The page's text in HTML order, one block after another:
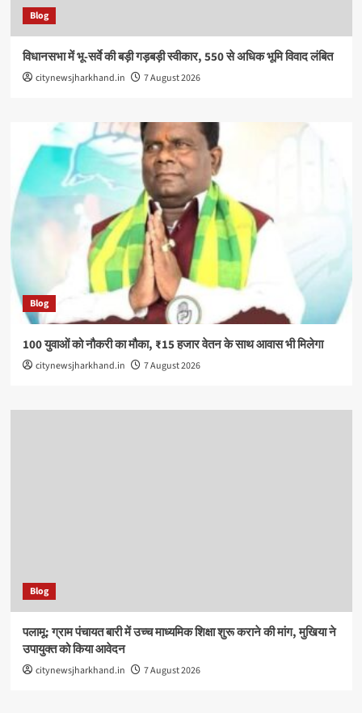
Blog
विधानसभा में भू-सर्वे की बड़ी गड़बड़ी स्वीकार, 550 से अधिक भूमि विवाद लंबित
citynewsjharkhand.in 7 August 2026
Blog
100 युवाओं को नौकरी का मौका, ₹15 हजार वेतन के साथ आवास भी मिलेगा
citynewsjharkhand.in 7 August 2026
Blog
पलामू: ग्राम पंचायत बारी में उच्च माध्यमिक शिक्षा शुरू कराने की मांग, मुखिया ने
उपायुक्त को किया आवेदन
citynewsjharkhand.in 7 August 2026